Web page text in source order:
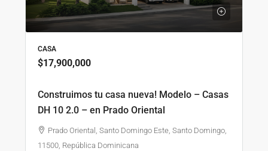
CASA
$17,900,000
Construimos tu casa nueva! Modelo – Casas
DH 10 2.0 – en Prado Oriental
Prado Oriental, Santo Domingo Este, Santo Domingo,
11500, República Dominicana